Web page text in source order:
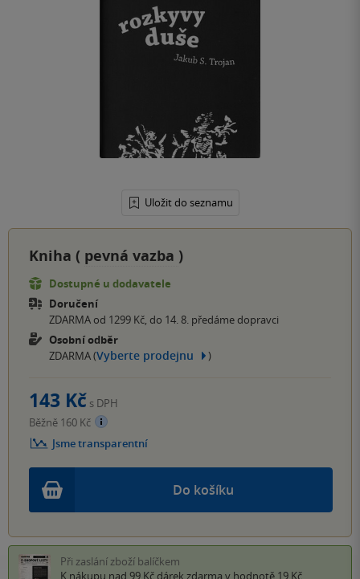
Uložit do seznamu
Kniha ( pevná vazba )
Dostupné u dodavatele
Doručení
ZDARMA od 1299 Kč, do 14. 8. předáme dopravci
Osobní odběr
ZDARMA (Vyberte prodejnu )
Do košíku
143 Kč s DPH
Běžně 160 Kč
Jsme transparentní
Při zaslání zboží balíčkem
K nákupu nad 99 Kč dárek zdarma v hodnotě 19 Kč